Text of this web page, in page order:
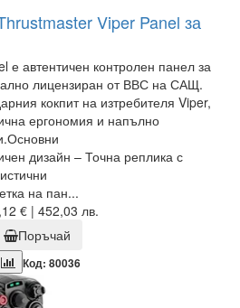
Viper Panel за
е автентичен контролен панел за
лицензиран от ВВС на САЩ.
кокпит на изтребителя Viper,
ергономия и напълно
дизайн – Точна реплика с
на пан...
€ | 452,03 лв.
Поръчай
Код: 80036